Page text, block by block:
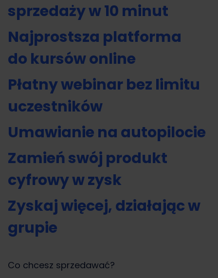
sprzedaży w 10 minut
Najprostsza platforma
do kursów online
Płatny webinar bez limitu
uczestników
Umawianie na autopilocie
Zamień swój produkt
cyfrowy w zysk
Zyskaj więcej, działając w
grupie
Co chcesz sprzedawać?